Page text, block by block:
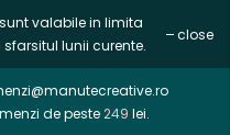
valabile in limita
lunii curente.
close
de peste249 lei.